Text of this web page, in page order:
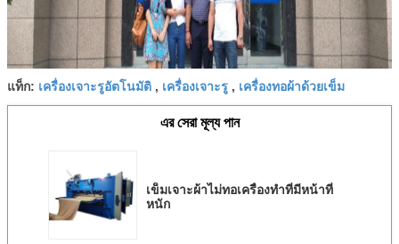
แท็ก: เครื่องเจาะรูอัตโนมัติ , เครื่องเจาะรู , เครื่องทอผ้าด้วยเข็ม
এর সেরা মূল্য পান
เข็มเจาะผ้าไม่ทอเครื่องทำที่มีหน้าที่
หนัก